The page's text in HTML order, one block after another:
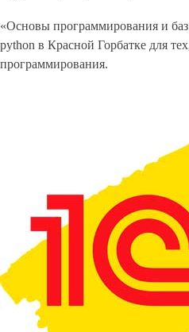
«Основы программирования и
python в Красной Горбатке для
программирования.